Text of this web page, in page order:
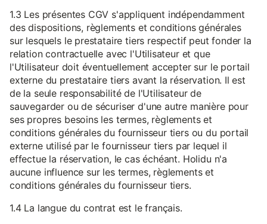
1.3 Les présentes CGV s'appliquent indépendamment
des dispositions, règlements et conditions générales
sur lesquels le prestataire tiers respectif peut fonder la
relation contractuelle avec l'Utilisateur et que
l'Utilisateur doit éventuellement accepter sur le portail
externe du prestataire tiers avant la réservation. Il est
de la seule responsabilité de l'Utilisateur de
sauvegarder ou de sécuriser d'une autre manière pour
ses propres besoins les termes, règlements et
conditions générales du fournisseur tiers ou du portail
externe utilisé par le fournisseur tiers par lequel il
effectue la réservation, le cas échéant. Holidu n'a
aucune influence sur les termes, règlements et
conditions générales du fournisseur tiers.
1.4 La langue du contrat est le français.